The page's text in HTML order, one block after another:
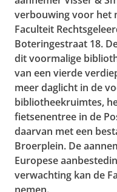
verbouwing voor het
Faculteit
Boteringestraat 18.
dit voormalige
van een vierde
meer daglicht in de
bibliotheekruimtes,
fietsenentree in de
daarvan met een
Broerplein. De
Europese
verwachting kan de